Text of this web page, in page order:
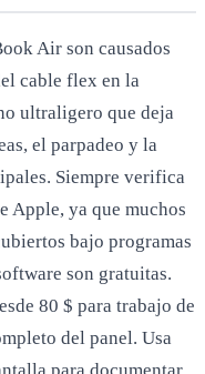
Air son causados
cable flex en la
ultraligero que deja
el parpadeo y la
Siempre verifica
Apple, ya que muchos
bajo programas
son gratuitas.
80 $ para trabajo de
del panel. Usa
para documentar